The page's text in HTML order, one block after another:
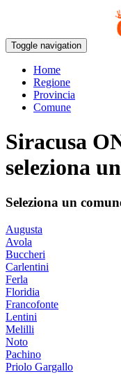
Toggle navigation
Home
Regione
Provincia
Comune
Siracusa
seleziona
Seleziona un
Augusta
Avola
Buccheri
Carlentini
Ferla
Floridia
Francofonte
Lentini
Melilli
Noto
Pachino
Priolo Gargallo